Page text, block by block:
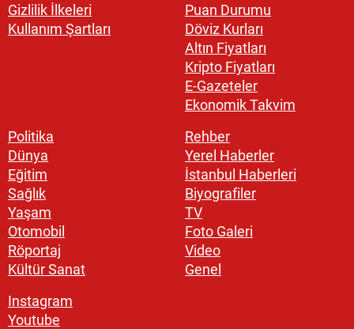
Gizlilik İlkeleri
Kullanım Şartları
Puan Durumu
Döviz Kurları
Altın Fiyatları
Kripto Fiyatları
E-Gazeteler
Ekonomik Takvim
Politika
Dünya
Eğitim
Sağlık
Yaşam
Otomobil
Röportaj
Kültür Sanat
Rehber
Yerel Haberler
İstanbul Haberleri
Biyografiler
TV
Foto Galeri
Video
Genel
Instagram
Youtube